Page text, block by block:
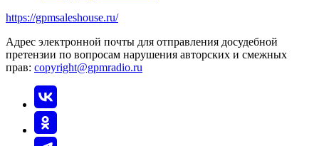
https://gpmsaleshouse.ru/
Адрес электронной почты для отправления досудебной
претензии по вопросам нарушения авторских и смежных
прав: copyright@gpmradio.ru